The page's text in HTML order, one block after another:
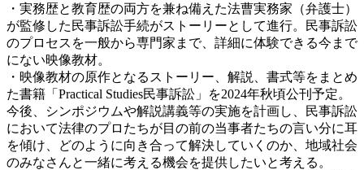
・実務歴と教育歴の両方を兼ね備えた法曹実務家（弁護士）
が監修した民事訴訟手続がストーリーとして進行。民事訴訟
のプロセスを一般から専門家まで、詳細に体験できる今まで
にない映像教材。
・映像教材の原作となるストーリー、解説、書式等をまとめ
た書籍「Practical Studies民事訴訟」を2024年秋頃公刊予定。
今後、シンポジウムや解説講義等の実施を計画し、民事訴訟
において法律のプロたちが目の前の当事者たちの言い分に耳
を傾け、どのように向き合って解決していくのか、地域社会
のみなさんと一緒に考える機会を提供したいと考える。